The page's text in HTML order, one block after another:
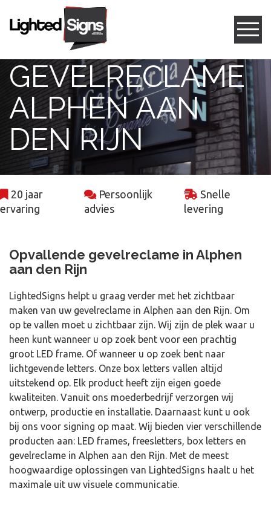
Gevelreclame
Box letters
Led frames
Freesletters
Projecten
GEVELRECLAME
ALPHEN AAN
DEN RIJN
20 jaar
ervaring
Persoonlijk
advies
Snelle
levering
Opvallende gevelreclame in Alphen
aan den Rijn
LightedSigns helpt u graag verder met het zichtbaar
maken van uw gevelreclame in Alphen aan den Rijn. Om
op te vallen moet u zichtbaar zijn. Wij zijn de plek waar u
heen kunt wanneer u op zoek bent voor een prachtig
groot LED frame. Of wanneer u op zoek bent naar
lichtgevende letters. Onze box letters vallen altijd
uitstekend op. Elk product heeft zijn eigen goede
kwaliteiten. Vanuit ons moederbedrijf verzorgen wij
ontwerp, productie en installatie. Daarnaast kunt u ook
bij ons voor signing op maat. Wij bieden vier verschillende
producten aan: LED frames, freesletters, box letters en
gevelreclame in Alphen aan den Rijn. Met de meest
hoogwaardige oplossingen van LightedSigns haalt u het
maximale uit uw visuele communicatie.